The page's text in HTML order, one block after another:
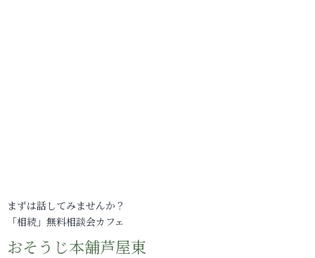
まずは話してみませんか？
「相続」無料相談会カフェ
おそうじ本舗芦屋東